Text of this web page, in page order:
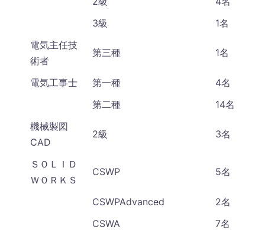
3級
1名
電気主任技
術者
第三種 1名
電気工事士 第一種
4名
第二種
14名
機械製図
CAD
2級 3名
ＳＯＬＩＤ
ＷＯＲＫＳ
CSWP 5名
CSWPAdvanced
2名
CSWA
7名